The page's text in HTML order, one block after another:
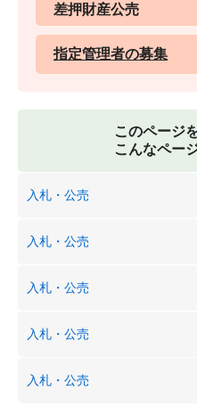
差押財産公売
指定管理者の募集
このページ
こんなペー
入札・公売
入札・公売
入札・公売
入札・公売
入札・公売